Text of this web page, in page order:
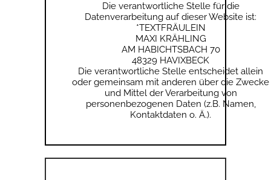
Die verantwortliche Stelle für die
Datenverarbeitung auf dieser Website ist:
*TEXTFRÄULEIN
MAXI KRÄHLING
AM HABICHTSBACH 70
48329 HAVIXBECK
Die verantwortliche Stelle entscheidet allein
oder gemeinsam mit anderen über die Zwecke
und Mittel der Verarbeitung von
personenbezogenen Daten (z.B. Namen,
Kontaktdaten o. Ä.).